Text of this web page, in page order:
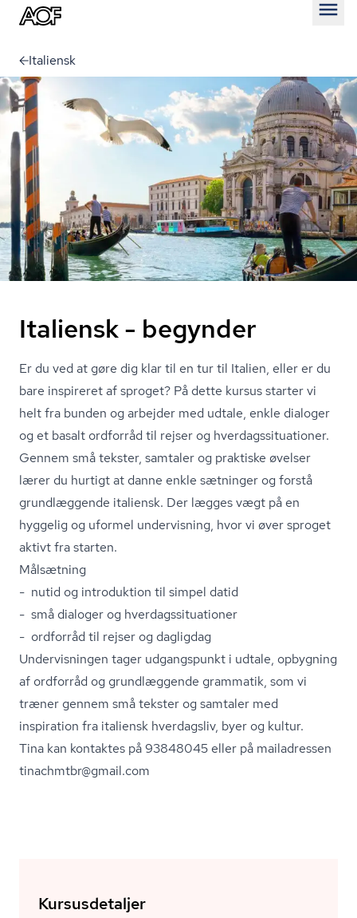
Italiensk
Italiensk - begynder
Er du ved at gøre dig klar til en tur til Italien, eller er du
bare inspireret af sproget? På dette kursus starter vi
helt fra bunden og arbejder med udtale, enkle dialoger
og et basalt ordforråd til rejser og hver­dags­si­tu­a­tio­ner.
Gennem små tekster, samtaler og praktiske øvelser
lærer du hurtigt at danne enkle sætninger og forstå
grundlæggende italiensk. Der lægges vægt på en
hyggelig og uformel undervisning, hvor vi øver sproget
aktivt fra starten.
Målsætning
- nutid og introduktion til simpel datid
- små dialoger og hver­dags­si­tu­a­tio­ner
- ordforråd til rejser og dagligdag
Undervisningen tager udgangspunkt i udtale, opbygning
af ordforråd og grundlæggende grammatik, som vi
træner gennem små tekster og samtaler med
inspiration fra italiensk hverdagsliv, byer og kultur.
Tina kan kontaktes på 93848045 eller på mailadressen
tinachmtbr@gmail.com
Kursusdetaljer